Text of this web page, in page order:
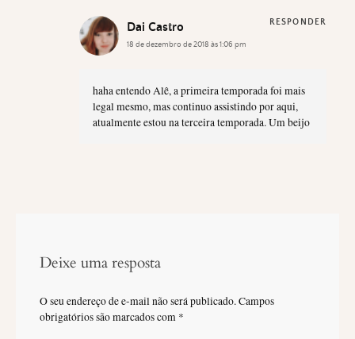
Dai Castro
18 de dezembro de 2018 às 1:06 pm
haha entendo Alê, a primeira temporada foi mais
legal mesmo, mas continuo assistindo por aqui,
atualmente estou na terceira temporada. Um beijo
RESPONDER
Deixe uma resposta
O seu endereço de e-mail não será publicado.Campos
obrigatórios são marcados com *